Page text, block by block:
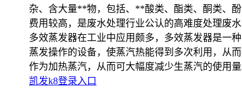
杂、含大量**物，包括、**酸类、酯类、酮类、
费用较高，是废水处理行业公认的高难度处理废
多效蒸发器在工业中应用颇多，多效蒸发器是一
蒸发操作的设备，使蒸汽热能得到多次利用，从
作为加热蒸汽，从而可大幅度减少生蒸汽的使用
凯发k8登录入口